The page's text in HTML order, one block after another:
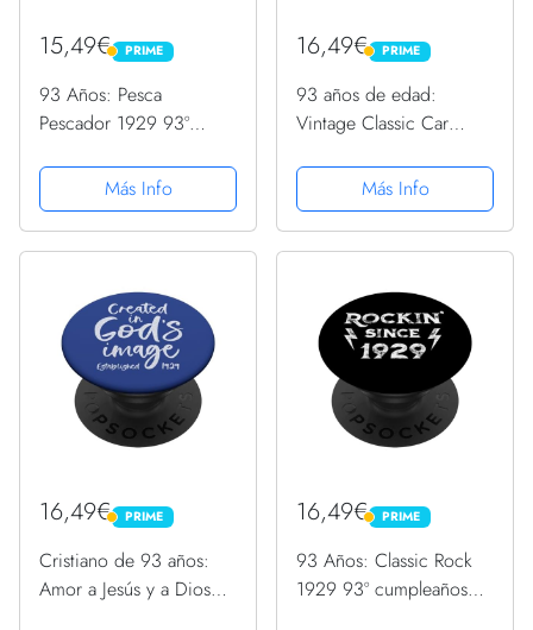
15,49€ PRIME
PRIME
93 Años: Pesca
Pescador 1929 93º
PopGrip Intercambiable
Más Info
16,49€ PRIME
PRIME
93 años de edad:
Vintage Classic Car
PopSockets PopGrip
Intercambiable
Más Info
16,49€ PRIME
PRIME
Cristiano de 93 años:
Amor a Jesús y a Dios
16,49€ PRIME
PRIME
93 Años: Classic Rock
1929 93º cumpleaños